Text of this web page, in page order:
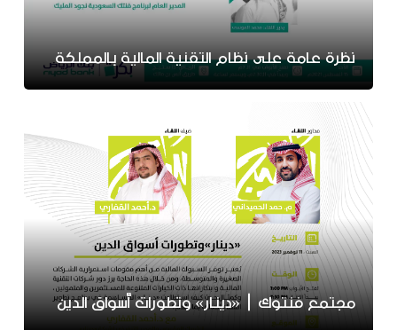
نظرة عامة على نظام التقنية المالية بالمملكة
مجتمع فنتوك | «دينار» وتطورات أسواق الدين